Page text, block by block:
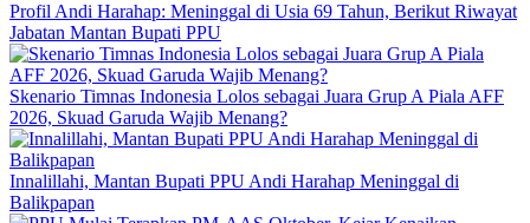
Profil Andi Harahap: Meninggal di Usia 69 Tahun, Berikut Riwayat
Jabatan Mantan Bupati PPU
Skenario Timnas Indonesia Lolos sebagai Juara Grup A Piala AFF
2026, Skuad Garuda Wajib Menang?
Innalillahi, Mantan Bupati PPU Andi Harahap Meninggal di
Balikpapan